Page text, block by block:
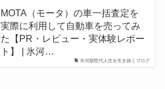
氷河期世代人生を生き抜くブログ
MOTA（モータ）の車一括査定を
実際に利用して自動車を売ってみ
た【PR・レビュー・実体験レポー
ト】 | 氷河…